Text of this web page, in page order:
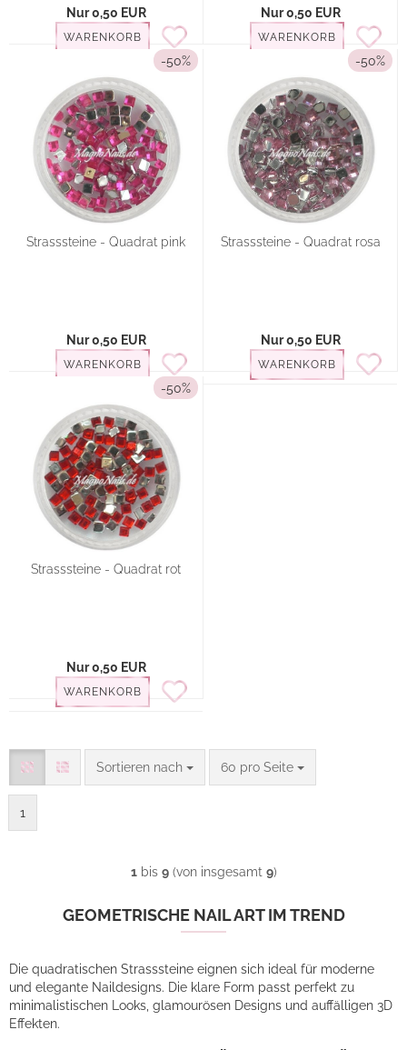
Nur 0,50 EUR
WARENKORB
Nur 0,50 EUR
WARENKORB
-50%
Strasssteine - Quadrat pink
Nur 0,50 EUR
WARENKORB
-50%
Strasssteine - Quadrat rosa
Nur 0,50 EUR
WARENKORB
-50%
Strasssteine - Quadrat rot
Nur 0,50 EUR
WARENKORB
Sortieren nach
Sortieren nach 60 pro Seite
pro Seite
1
1bis 9(von insgesamt 9)
GEOMETRISCHE NAIL ART IM TREND
Die quadratischen Strasssteine eignen sich ideal für moderne
und elegante Naildesigns. Die klare Form passt perfekt zu
minimalistischen Looks, glamourösen Designs und auffälligen 3D
Effekten.